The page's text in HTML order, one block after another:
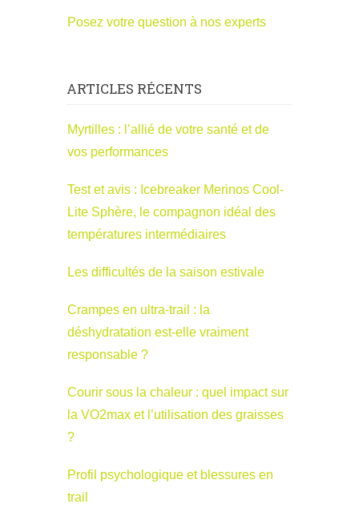
Posez votre question à nos experts
ARTICLES RÉCENTS
Myrtilles : l’allié de votre santé et de
vos performances
Test et avis : Icebreaker Merinos Cool-
Lite Sphère, le compagnon idéal des
températures intermédiaires
Les difficultés de la saison estivale
Crampes en ultra-trail : la
déshydratation est-elle vraiment
responsable ?
Courir sous la chaleur : quel impact sur
la VO2max et l’utilisation des graisses
?
Profil psychologique et blessures en
trail